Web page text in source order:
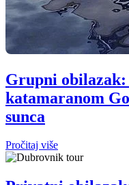
Grupni
katamaranom
sunca
Pročitaj više